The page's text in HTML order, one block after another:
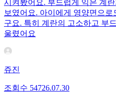
시켜봤어요. 부드럽게 익은 계
보였어요. 아이에게 영양면으
구요. 특히 계란의 고소하고 부
울렸어요
쥬진
조회수 54726.07.30